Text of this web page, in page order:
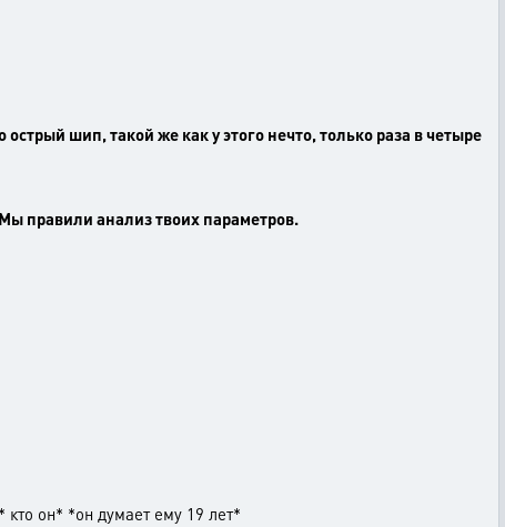
шип, такой же как у этого нечто, только раза в четыре
правили анализ твоих параметров.
кто он* *он думает ему 19 лет*